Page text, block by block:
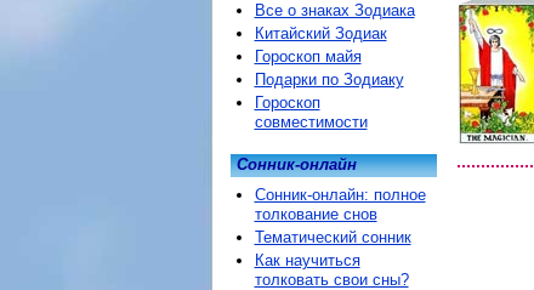
Все о знаках Зодиака
Китайский Зодиак
Гороскоп майя
Подарки по Зодиаку
Гороскоп
совместимости
Сонник-онлайн
Сонник-онлайн: полное
толкование снов
Тематический сонник
Как научиться
толковать свои сны?